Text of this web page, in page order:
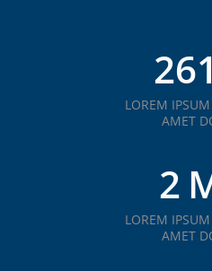
261
LOREM
AMET
2
LOREM
AMET